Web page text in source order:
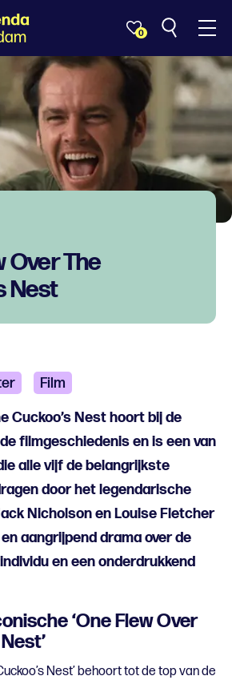
0
Over The
Nest
Film
Cuckoo’s Nest hoort bij de
filmgeschiedenis en is een van
alle vijf de belangrijkste
door het legendarische
Nicholson en Louise Fletcher
aangrijpend drama over de
en een onderdrukkend
‘One Flew Over
Nest’ behoort tot de top van de